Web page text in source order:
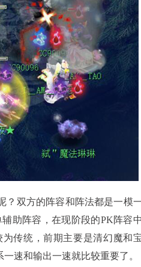
双方的阵容和阵法都是一模
助阵容，在现阶段的PK阵容中
传统，前期主要是清幻魔和
速和输出一速就比较重要了。